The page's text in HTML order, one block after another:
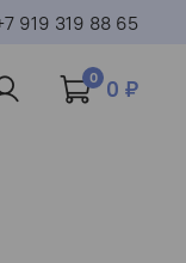
919 319 88 65
0 0 ₽